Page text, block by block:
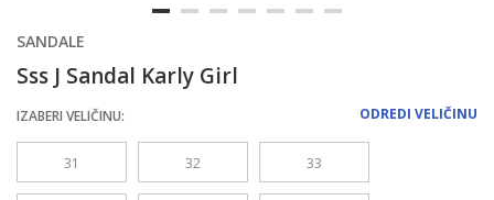
SANDALE
Sss J Sandal Karly Girl
ODREDI VELIČINU
IZABERI VELIČINU:
31 32 33